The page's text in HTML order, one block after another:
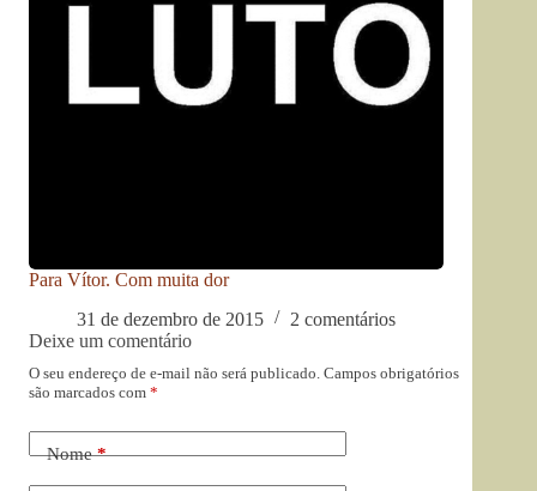
Para Vítor. Com muita dor
31 de dezembro de 2015
2 comentários
Deixe um comentário
O seu endereço de e-mail não será publicado. Campos obrigatórios
são marcados com *
Nome*